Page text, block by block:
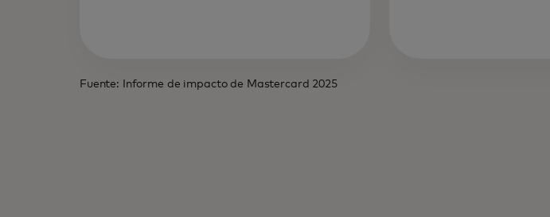
Fuente: Informe de impacto de Mastercard 2025